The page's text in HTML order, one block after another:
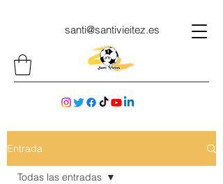
santi@santivieitez.es
Entrada
Todas las entradas